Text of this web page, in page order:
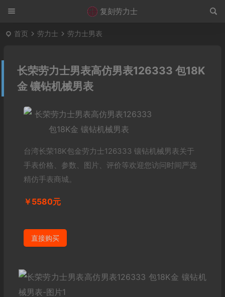
复刻劳力士
首页 劳力士 劳力士男表
长荣劳力士男表高仿男表126333 包18K
金 镶钻机械男表
台湾长荣18K包金劳力士126333 镶钻机械男表关于
手表价格、参数、图片、评价等欢迎您访问时间严选
精仿手表商城。
￥5580元
直接购买